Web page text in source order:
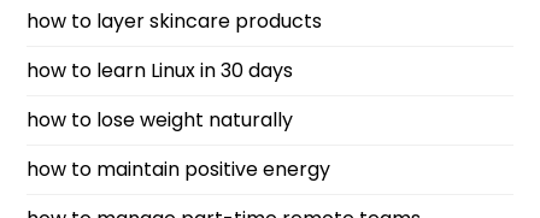
how to layer skincare products
how to learn Linux in 30 days
how to lose weight naturally
how to maintain positive energy